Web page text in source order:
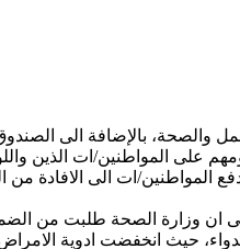
والصحة، بالإضافة الى
على المواطنين/ات الذين
بالبحث في كيفية دفع المواطنين/ات
ان وزارة الصحة طلبت من